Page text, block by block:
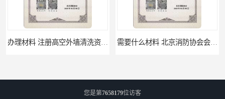
您是第7658179位访客